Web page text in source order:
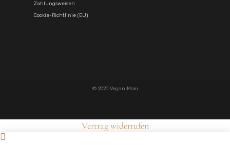
Zahlungsweisen
Cookie-Richtlinie (EU)
© 2020 Vegan Mom
Vertrag widerrufen